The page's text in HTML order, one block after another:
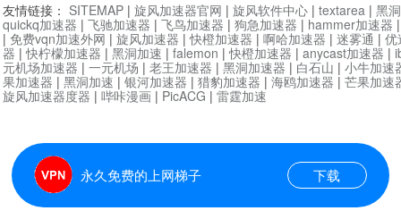
永久免费的上网梯子 下载
友情链接： SITEMAP | 旋风加速器官网 | 旋风软件中心 | textarea | 黑
quickq加速器 | 飞驰加速器 | 飞鸟加速器 | 狗急加速器 | hammer加速器
| 免费vqn加速外网 | 旋风加速器 |快橙加速器 | 啊哈加速器 | 迷雾通 | 优
器 |快柠檬加速器 | 黑洞加速 | falemon |快橙加速器 | anycast加速器 |
元机场加速器 | 一元机场 | 老王加速器 | 黑洞加速器 | 白石山 | 小牛加速
果加速器 | 黑洞加速 | 银河加速器 | 猎豹加速器 | 海鸥加速器 | 芒果加速
旋风加速器度器 | 哔咔漫画 | PicACG | 雷霆加速